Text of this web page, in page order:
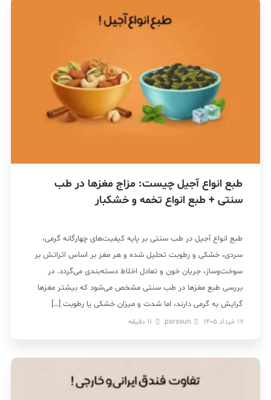
طبع انواع آجیل چیست: مزاج مغزها در طب
سنتی + طبع انواع تخمه و خشکبار
طبع انواع آجیل در طب سنتی بر پایه کیفیت‌های چهارگانه‌ گرمی،
سردی، خشکی و رطوبت تحلیل شده و هر مغز بر اساس اثراتش بر
سوخت‌وساز، جریان خون و تعادل اخلاط دسته‌بندی می‌گردد. در
بررسی طبع مغزها در طب سنتی مشخص می‌شود که بیشتر مغزها
گرایش به گرمی دارند، اما شدت و میزان خشکی یا رطوبت […]
17 خرداد 1405 parssun
11 دقیقه